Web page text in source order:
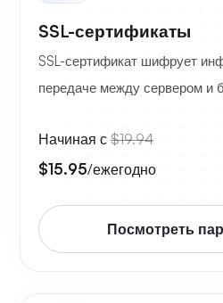
SSL-сертификаты
SSL-сертификат шифрует
передаче между сервером и
Начиная с $19.94
$15.95/ежегодно
Посмотреть